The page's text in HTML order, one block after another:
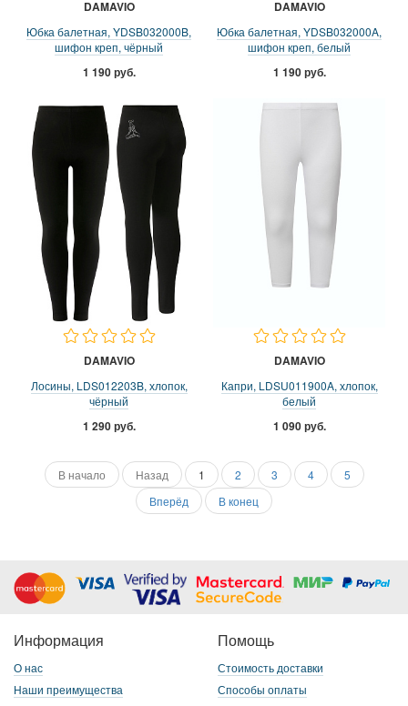
DAMAVIO
Юбка балетная, YDSB032000B,
шифон креп, чёрный
1 190 руб.
DAMAVIO
Юбка балетная, YDSB032000A,
шифон креп, белый
1 190 руб.
DAMAVIO
Лосины, LDS012203B, хлопок,
чёрный
1 290 руб.
DAMAVIO
Капри, LDSU011900A, хлопок,
белый
1 090 руб.
В начало Назад 1 2 3 4
5
Вперёд
В конец
Информация
О нас
Наши преимущества
Помощь
Стоимость доставки
Способы оплаты